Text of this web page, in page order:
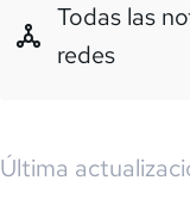
Todas las
redes
Última